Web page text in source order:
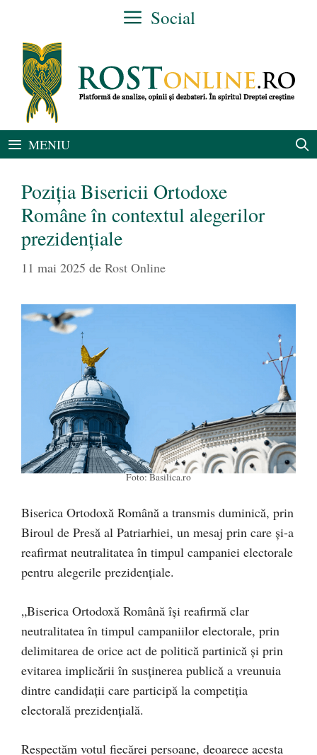
conținut
Social
MENIU
Poziția Bisericii Ortodoxe
Române în contextul alegerilor
prezidențiale
11 mai 2025 de Rost Online
Foto: Basilica.ro
Biserica Ortodoxă Română a transmis duminică, prin
Biroul de Presă al Patriarhiei, un mesaj prin care și-a
reafirmat neutralitatea în timpul campaniei electorale
pentru alegerile prezidențiale.
„Biserica Ortodoxă Română își reafirmă clar
neutralitatea în timpul campaniilor electorale, prin
delimitarea de orice act de politică partinică și prin
evitarea implicării în susținerea publică a vreunuia
dintre candidații care participă la competiția
electorală prezidențială.
Respectăm votul fiecărei persoane, deoarece acesta